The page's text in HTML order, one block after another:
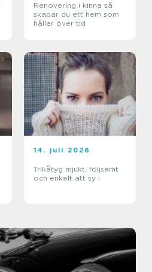
Renovering i kinna så
skapar du ett hem som
håller över tid
14. juli 2026
Trikåtyg mjukt, följsamt
och enkelt att sy i